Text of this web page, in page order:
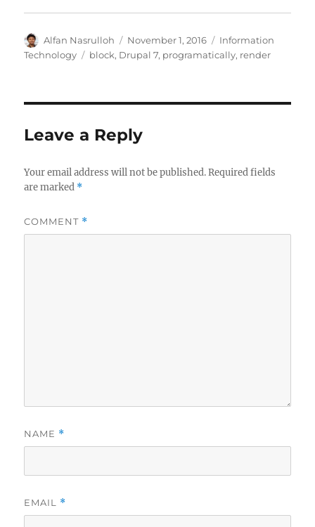
Author
Alfan Nasrulloh
Posted
on
November 1, 2016 Categories
Information
Technology
Tags
block, Drupal 7, programatically, render
Leave a Reply
Your email address will not be published. Required fields
are marked *
COMMENT *
NAME *
EMAIL *